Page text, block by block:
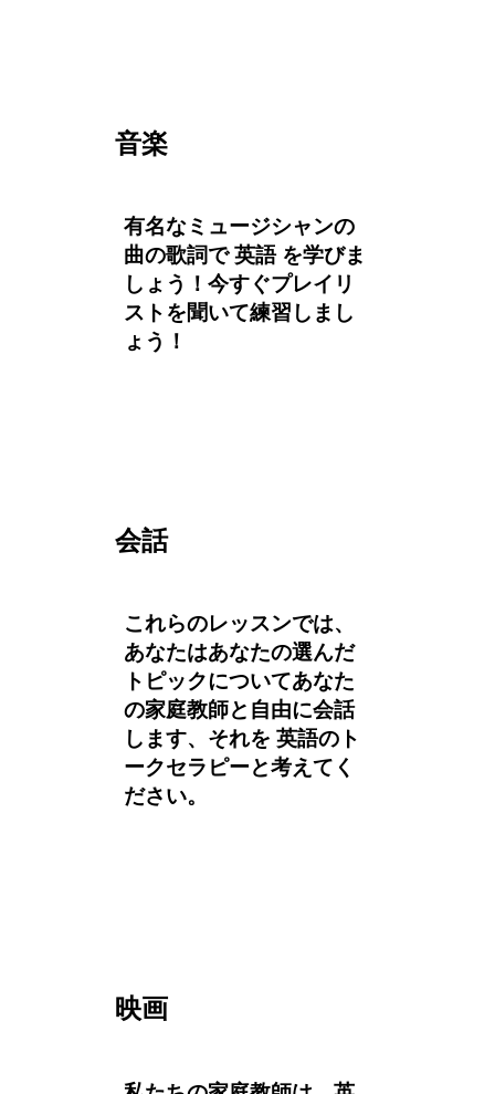
音楽
有名なミュージシャンの
曲の歌詞で 英語 を学びま
しょう！今すぐプレイリ
ストを聞いて練習しまし
ょう！
会話
これらのレッスンでは、
あなたはあなたの選んだ
トピックについてあなた
の家庭教師と自由に会話
します、それを 英語のト
ークセラピーと考えてく
ださい。
映画